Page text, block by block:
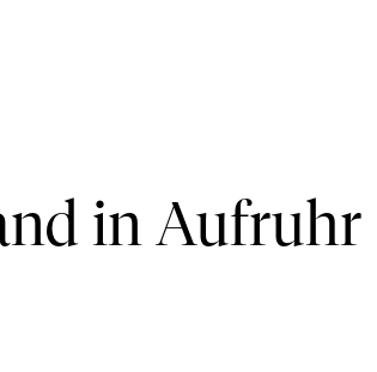
in Aufruhr